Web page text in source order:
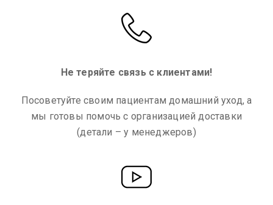
Не теряйте связь с клиентами!
Посоветуйте своим пациентам домашний уход, а
мы готовы помочь с организацией доставки
(детали – у менеджеров)